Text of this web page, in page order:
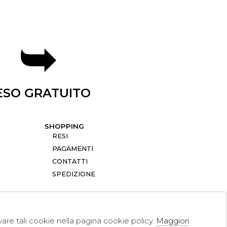
GRATUITO
SHOPPING
RESI
PAGAMENTI
CONTATTI
SPEDIZIONE
tali cookie nella pagina cookie policy. Maggiori